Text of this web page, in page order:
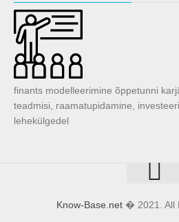
finants modelleerimine õppetunni
teadmisi, raamatupidamine,
lehekülgedel
Know-Base.net� 2021. All